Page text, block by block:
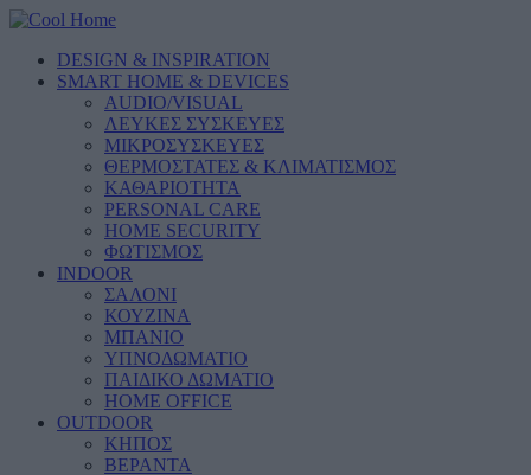
DESIGN & INSPIRATION
SMART HOME & DEVICES
AUDIO/VISUAL
ΛΕΥΚΕΣ ΣΥΣΚΕΥΕΣ
ΜΙΚΡΟΣΥΣΚΕΥΕΣ
ΘΕΡΜΟΣΤΑΤΕΣ & ΚΛΙΜΑΤΙΣΜΟΣ
ΚΑΘΑΡΙΟΤΗΤΑ
PERSONAL CARE
HOME SECURITY
ΦΩΤΙΣΜΟΣ
INDOOR
ΣΑΛΟΝΙ
ΚΟΥΖΙΝΑ
ΜΠΑΝΙΟ
ΥΠΝΟΔΩΜΑΤΙΟ
ΠΑΙΔΙΚΟ ΔΩΜΑΤΙΟ
HOME OFFICE
OUTDOOR
ΚΗΠΟΣ
ΒΕΡΑΝΤΑ